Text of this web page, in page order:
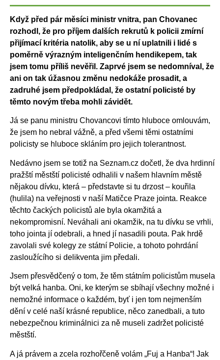
Když před pár měsíci ministr vnitra, pan Chovanec
rozhodl, že pro příjem dalších rekrutů k policii zmírní
přijímací kritéria natolik, aby se u ní uplatnili i lidé s
poměrně výrazným inteligenčním hendikepem, tak
jsem tomu příliš nevěřil. Zaprvé jsem se nedomníval, že
ani on tak úžasnou změnu nedokáže prosadit, a
zadruhé jsem předpokládal, že ostatní policisté by
těmto novým třeba mohli závidět.
Já se panu ministru Chovancovi tímto hluboce omlouvám,
že jsem ho nebral vážně, a před všemi těmi ostatními
policisty se hluboce skláním pro jejich tolerantnost.
Nedávno jsem se totiž na Seznam.cz dočetl, že dva hrdinní
pražští městští policisté odhalili v našem hlavním městě
nějakou dívku, která – představte si tu drzost – kouřila
(hulila) na veřejnosti v naší Matičce Praze jointa. Reakce
těchto čackých policistů ale byla okamžitá a
nekompromisní. Neváhali ani okamžik, na tu dívku se vrhli,
toho jointa jí odebrali, a hned jí nasadili pouta. Pak hrdě
zavolali své kolegy ze státní Policie, a tohoto pohrdání
zasloužícího si delikventa jim předali.
Jsem přesvědčený o tom, že těm státním policistům musela
být velká hanba. Oni, ke kterým se sbíhají všechny možné i
nemožné informace o každém, byť i jen tom nejmenším
dění v celé naší krásné republice, něco zanedbali, a tuto
nebezpečnou kriminálnici za ně museli zadržet policisté
městští.
A já právem a zcela rozhořčeně volám „Fuj a Hanba“! Jak